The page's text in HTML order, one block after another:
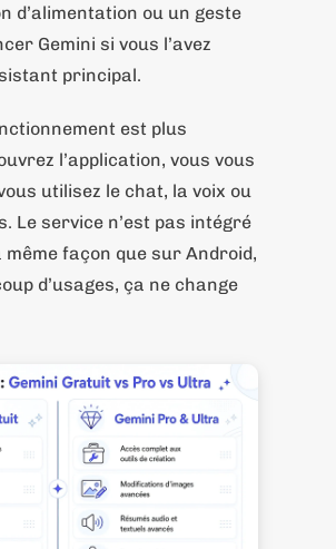
d’alimentation ou un geste
Gemini si vous l’avez
principal.
est plus
l’application, vous vous
utilisez le chat, la voix ou
Le service n’est pas intégré
même façon que sur Android,
d’usages, ça ne change